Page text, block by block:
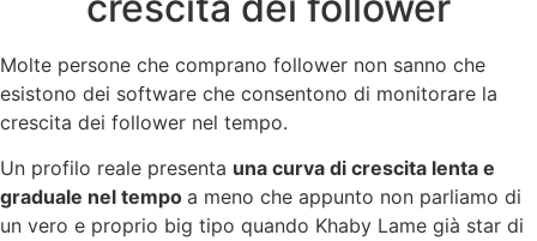
Molte persone che comprano follower non sanno che
esistono dei software che consentono di monitorare la
crescita dei follower nel tempo.
Un profilo reale presenta una curva di crescita lenta e
graduale nel tempo a meno che appunto non parliamo di
un vero e proprio big tipo quando Khaby Lame già star di